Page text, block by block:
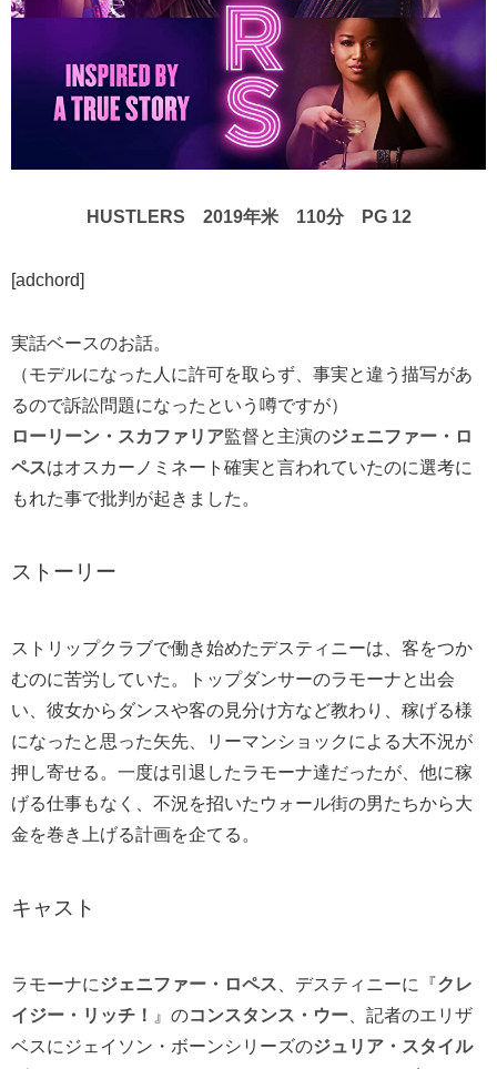
HUSTLERS 2019年米 110分 PG 12
[adchord]
実話ベースのお話。
（モデルになった人に許可を取らず、事実と違う描写があ
るので訴訟問題になったという噂ですが）
ローリーン・スカファリア監督と主演のジェニファー・ロ
ペスはオスカーノミネート確実と言われていたのに選考に
もれた事で批判が起きました。
ストーリー
ストリップクラブで働き始めたデスティニーは、客をつか
むのに苦労していた。トップダンサーのラモーナと出会
い、彼女からダンスや客の見分け方など教わり、稼げる様
になったと思った矢先、リーマンショックによる大不況が
押し寄せる。一度は引退したラモーナ達だったが、他に稼
げる仕事もなく、不況を招いたウォール街の男たちから大
金を巻き上げる計画を企てる。
キャスト
ラモーナにジェニファー・ロペス 、デスティニーに『クレ
イジー・リッチ！ 』のコンスタンス・ウー 、記者のエリザ
ベスにジェイソン・ボーンシリーズのジュリア・スタイル